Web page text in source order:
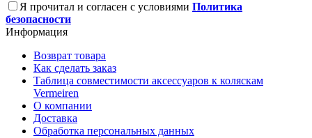
Я прочитал и согласен с условиями Политика
безопасности
Информация
Возврат товара
Как сделать заказ
Таблица совместимости аксессуаров к коляскам
Vermeiren
О компании
Доставка
Обработка персональных данных